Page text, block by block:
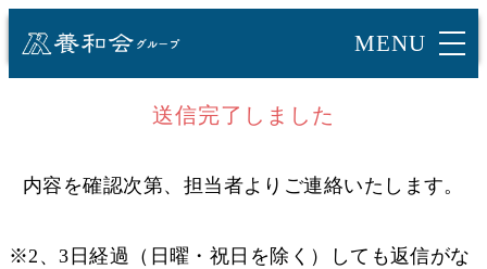
送信完了しました
内容を確認次第、 担当者よりご連絡いたします。
※2、3日経過（日曜・祝日を除く）しても返信がな